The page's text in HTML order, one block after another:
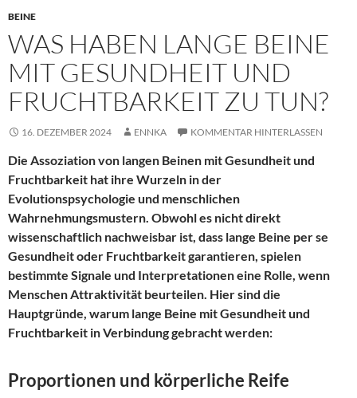
BEINE
WAS HABEN LANGE BEINE
MIT GESUNDHEIT UND
FRUCHTBARKEIT ZU TUN?
16. DEZEMBER 2024 ENNKA KOMMENTAR HINTERLASSEN
Die Assoziation von langen Beinen mit Gesundheit und
Fruchtbarkeit hat ihre Wurzeln in der
Evolutionspsychologie und menschlichen
Wahrnehmungsmustern. Obwohl es nicht direkt
wissenschaftlich nachweisbar ist, dass lange Beine per se
Gesundheit oder Fruchtbarkeit garantieren, spielen
bestimmte Signale und Interpretationen eine Rolle, wenn
Menschen Attraktivität beurteilen. Hier sind die
Hauptgründe, warum lange Beine mit Gesundheit und
Fruchtbarkeit in Verbindung gebracht werden:
Proportionen und körperliche Reife